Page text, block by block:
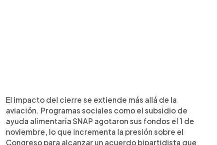
El impacto del cierre se extiende más allá de la
aviación. Programas sociales como el subsidio de
ayuda alimentaria SNAP agotaron sus fondos el 1 de
noviembre, lo que incrementa la presión sobre el
Congreso para alcanzar un acuerdo bipartidista que